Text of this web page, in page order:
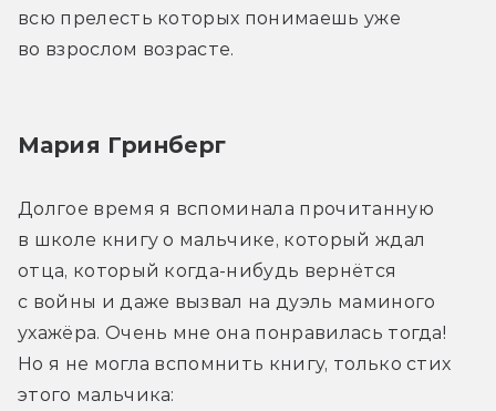
всю прелесть которых понимаешь уже
во взрослом возрасте.
Мария Гринберг
Долгое время я вспоминала прочитанную
в школе книгу о мальчике, который ждал
отца, который когда-нибудь вернётся
с войны и даже вызвал на дуэль маминого
ухажёра. Очень мне она понравилась тогда!
Но я не могла вспомнить книгу, только стих
этого мальчика: